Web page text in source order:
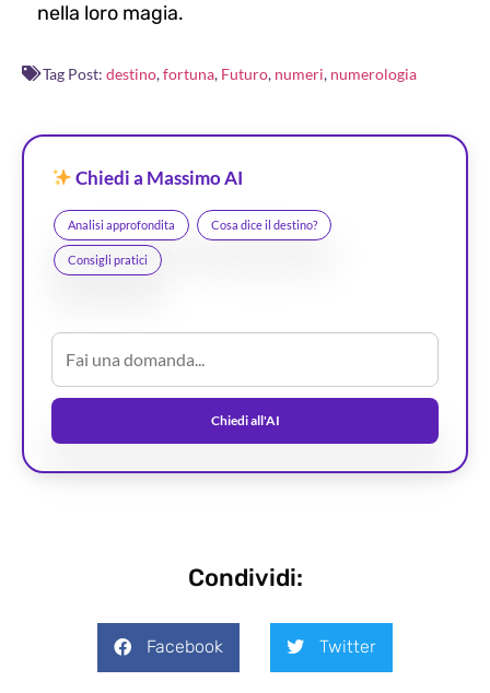
nella loro magia.
Tag Post: destino,fortuna, Futuro, numeri, numerologia
Chiedi a Massimo AI
Analisi approfondita Cosa dice il destino?
Consigli pratici
Chiedi all'AI
Condividi:
Facebook Twitter